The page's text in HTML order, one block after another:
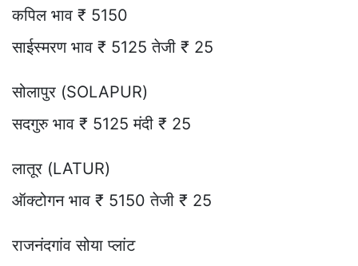
कपिल भाव ₹ 5150
साईस्मरण भाव ₹ 5125 तेजी ₹ 25
सोलापुर (SOLAPUR)
सदगुरु भाव ₹ 5125 मंदी ₹ 25
लातूर (LATUR)
ऑक्टोगन भाव ₹ 5150 तेजी ₹ 25
राजनंदगांव सोया प्लांट